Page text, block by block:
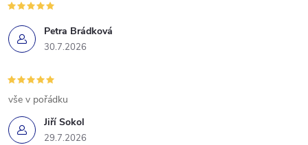
Petra Brádková
30.7.2026
Jiří Sokol
29.7.2026
vše v pořádku